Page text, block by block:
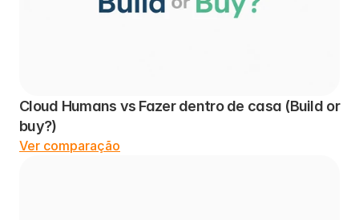
Cloud Humans vs Fazer dentro de casa (Build or
buy?)
Ver comparação